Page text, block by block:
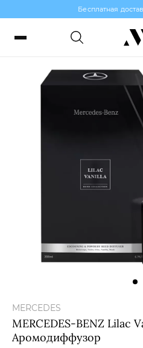
Бесплатная
Заказы, бонусы и избранное
Подарочные
Банная линия
MERCEDES
MERCEDES-BENZ Lilac
Аромодиффузор